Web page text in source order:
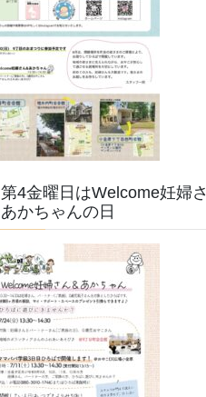
4金曜日はWelcome妊婦さ
かちゃんの日